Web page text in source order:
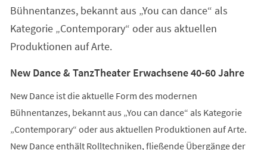
Bühnentanzes, bekannt aus „You can dance“ als
Kategorie „Contemporary“ oder aus aktuellen
Produktionen auf Arte.
New Dance & TanzTheater Erwachsene 40-60 Jahre
New Dance ist die aktuelle Form des modernen
Bühnentanzes, bekannt aus „You can dance“ als Kategorie
„Contemporary“ oder aus aktuellen Produktionen auf Arte.
New Dance enthält Rolltechniken, fließende Übergänge der